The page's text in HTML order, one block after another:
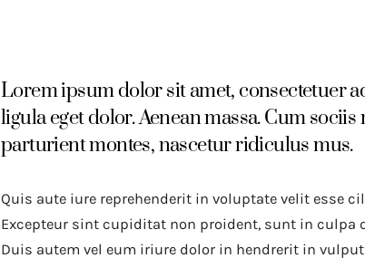
Lorem ipsum dolor sit amet, consectetuer
ligula eget dolor. Aenean massa. Cum
parturient montes, nascetur ridiculus mus.
Quis aute iure reprehenderit in voluptate velit esse
Excepteur sint cupiditat non proident, sunt in
Duis autem vel eum iriure dolor in hendrerit in